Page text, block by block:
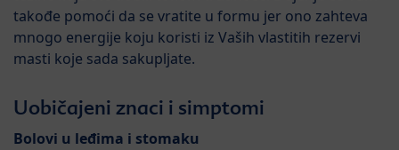
takođe pomoći da se vratite u formu jer ono zahteva
mnogo energije koju koristi iz Vaših vlastitih rezervi
masti koje sada sakupljate.
Uobičajeni znaci i simptomi
Bolovi u leđima i stomaku